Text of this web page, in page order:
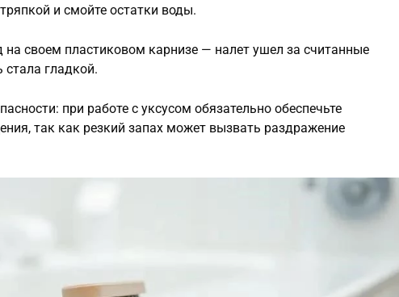
и смойте остатки воды.
на своем пластиковом карнизе — налет ушел за считанные
стала гладкой.
при работе с уксусом обязательно обеспечьте
так как резкий запах может вызвать раздражение